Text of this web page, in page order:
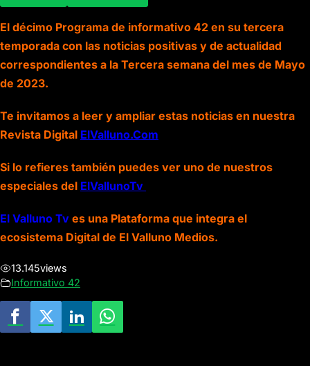
El décimo Programa de informativo 42 en su tercera
temporada con las noticias positivas y de actualidad
correspondientes a la Tercera semana del mes de Mayo
de 2023.
Te invitamos a leer y ampliar estas noticias en nuestra
Revista Digital ElValluno.Com
Si lo refieres también puedes ver uno de nuestros
especiales del ElVallunoTv
El Valluno Tv es una Plataforma que integra el
ecosistema Digital de El Valluno Medios.
13.145views
Informativo 42